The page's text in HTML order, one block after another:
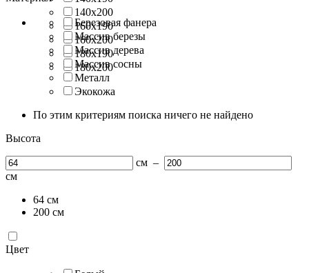
140х200
160х190
160х200
180х190
180х200
Березовая фанера
Массив березы
Массив дерева
Массив сосны
Металл
Экокожа
По этим критериям поиска ничего не найдено
Высота
см –
см
64 см
200 см
Цвет